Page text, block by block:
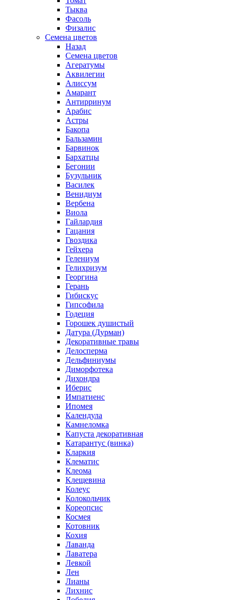
Тыква
Фасоль
Физалис
Семена цветов
Назад
Семена цветов
Агератумы
Аквилегии
Алиссум
Амарант
Антирринум
Арабис
Астры
Бакопа
Бальзамин
Барвинок
Бархатцы
Бегонии
Бузульник
Василек
Венидиум
Вербена
Виола
Гайлардия
Гацания
Гвоздика
Гейхера
Гелениум
Гелихризум
Георгина
Герань
Гибискус
Гипсофила
Годеция
Горошек душистый
Датура (Дурман)
Декоративные травы
Делосперма
Дельфиниумы
Диморфотека
Дихондра
Иберис
Импатиенс
Ипомея
Календула
Камнеломка
Капуста декоративная
Катарантус (винка)
Кларкия
Клематис
Клеома
Клещевина
Колеус
Колокольчик
Кореопсис
Космея
Котовник
Кохия
Лаванда
Лаватера
Левкой
Лен
Лианы
Лихнис